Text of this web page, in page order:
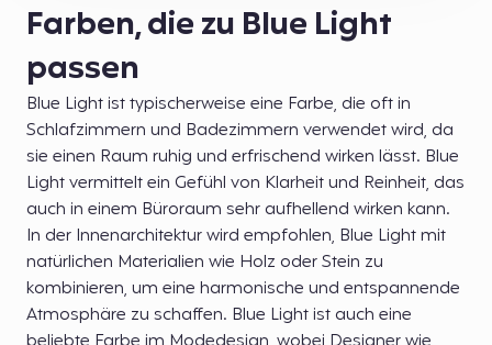
Farben, die zu Blue Light
passen
Blue Light ist typischerweise eine Farbe, die oft in
Schlafzimmern und Badezimmern verwendet wird, da
sie einen Raum ruhig und erfrischend wirken lässt. Blue
Light vermittelt ein Gefühl von Klarheit und Reinheit, das
auch in einem Büroraum sehr aufhellend wirken kann.
In der Innenarchitektur wird empfohlen, Blue Light mit
natürlichen Materialien wie Holz oder Stein zu
kombinieren, um eine harmonische und entspannende
Atmosphäre zu schaffen. Blue Light ist auch eine